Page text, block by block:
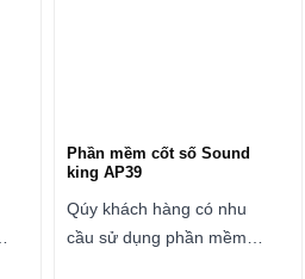
Phần mềm cốt số Sound
king AP39
Qúy khách hàng có nhu
cầu sử dụng phần mềm